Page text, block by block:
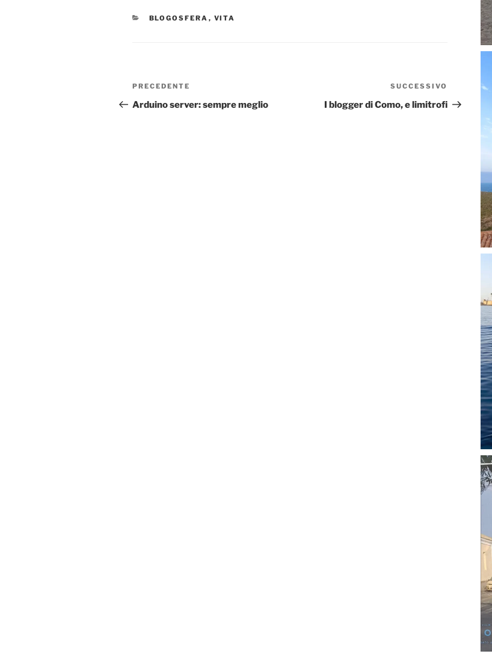
CATEGORIE
BLOGOSFERA , VITA
Navigazione
articoli
Articolo
precedente:
PRECEDENTE
Arduino server: sempre meglio
Articolo
SUCCESSIVO
I blogger di Como, e limitrofi